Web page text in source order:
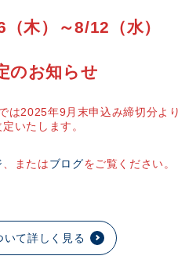
木）～8/12（水）
のお知らせ
は2025年9月末申込み締切分より
いたします。
、またはブログをご覧ください。
いて詳しく見る